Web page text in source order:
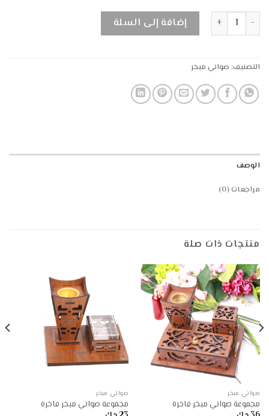
كمية دهن عود معتقإضافة إلى السلة
التصنيف: صواني مبخر
الوصف
مراجعات (0)
منتجات ذات صلة
صواني مبخر
مجموعة صواني مبخر فاخرة
صواني مبخر
مجموعة صواني مبخر فاخرة